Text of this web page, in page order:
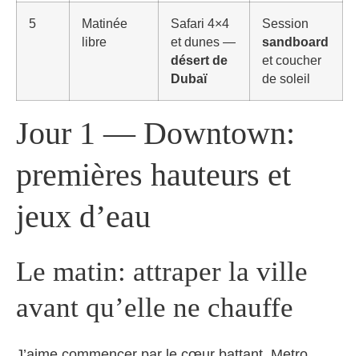
5
Matinée
libre
Safari 4×4
et dunes —
désert de
Dubaï
Session
sandboard
et coucher
de soleil
Jour 1 — Downtown:
premières hauteurs et
jeux d’eau
Le matin: attraper la ville
avant qu’elle ne chauffe